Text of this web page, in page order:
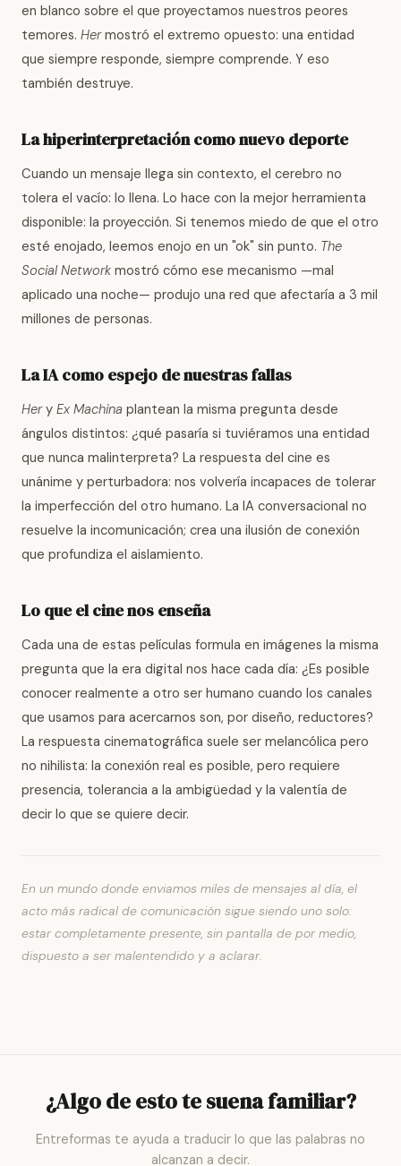
en blanco sobre el que proyectamos nuestros peores
temores. Hermostró el extremo opuesto: una entidad
que siempre responde, siempre comprende. Y eso
también destruye.
La hiperinterpretación como nuevo deporte
Cuando un mensaje llega sin contexto, el cerebro no
tolera el vacío: lo llena. Lo hace con la mejor herramienta
disponible: la proyección. Si tenemos miedo de que el otro
esté enojado, leemos enojo en un "ok" sin punto. The
Social Network mostró cómo ese mecanismo —mal
aplicado una noche— produjo una red que afectaría a 3 mil
millones de personas.
La IA como espejo de nuestras fallas
Hery Ex Machina plantean la misma pregunta desde
ángulos distintos: ¿qué pasaría si tuviéramos una entidad
que nunca malinterpreta? La respuesta del cine es
unánime y perturbadora: nos volvería incapaces de tolerar
la imperfección del otro humano. La IA conversacional no
resuelve la incomunicación; crea una ilusión de conexión
que profundiza el aislamiento.
Lo que el cine nos enseña
Cada una de estas películas formula en imágenes la misma
pregunta que la era digital nos hace cada día: ¿Es posible
conocer realmente a otro ser humano cuando los canales
que usamos para acercarnos son, por diseño, reductores?
La respuesta cinematográfica suele ser melancólica pero
no nihilista: la conexión real es posible, pero requiere
presencia, tolerancia a la ambigüedad y la valentía de
decir lo que se quiere decir.
En un mundo donde enviamos miles de mensajes al día, el
acto más radical de comunicación sigue siendo uno solo:
estar completamente presente, sin pantalla de por medio,
dispuesto a ser malentendido y a aclarar.
¿Algo de esto te suena familiar?
Entreformas te ayuda a traducir lo que las palabras no
alcanzan a decir.